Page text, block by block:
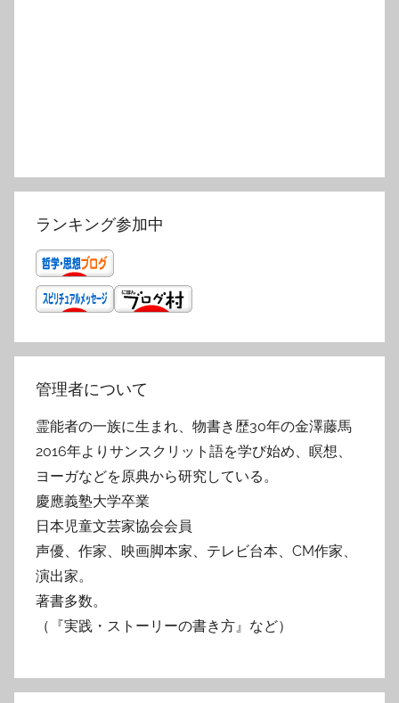
ランキング参加中
管理者について
霊能者の一族に生まれ、物書き歴30年の金澤藤馬
2016年よりサンスクリット語を学び始め、瞑想、
ヨーガなどを原典から研究している。
慶應義塾大学卒業
日本児童文芸家協会会員
声優、作家、映画脚本家、テレビ台本、CM作家、
演出家。
著書多数。
（『実践・ストーリーの書き方』など）